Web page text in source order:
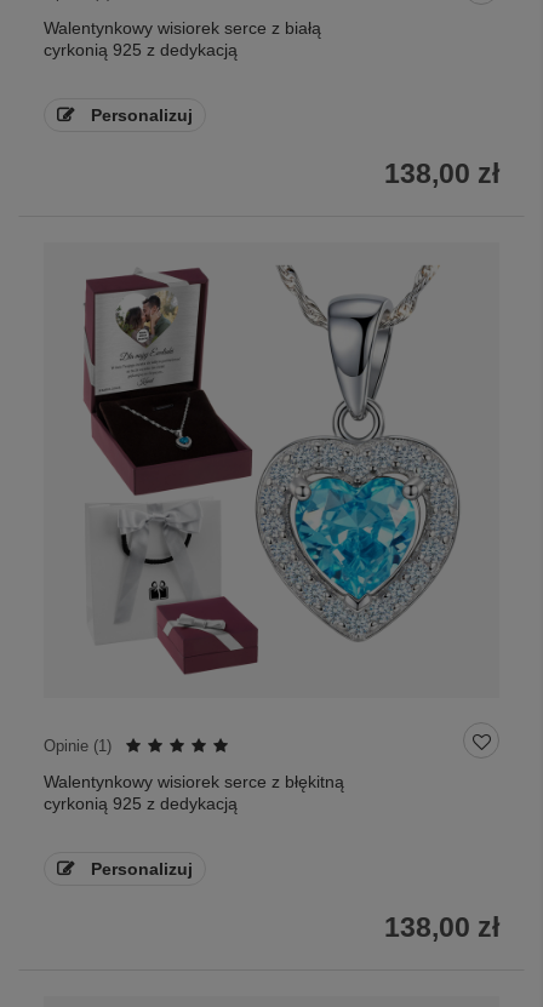
Walentynkowy wisiorek serce z białą
cyrkonią 925 z dedykacją
Personalizuj
138,00 zł
Opinie (1)
Walentynkowy wisiorek serce z błękitną
cyrkonią 925 z dedykacją
Personalizuj
138,00 zł